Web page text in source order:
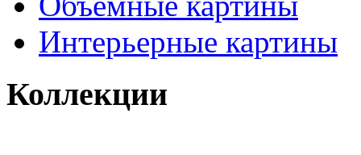
Интерьерные картины
Коллекции